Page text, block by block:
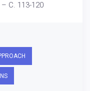
С. 113-120